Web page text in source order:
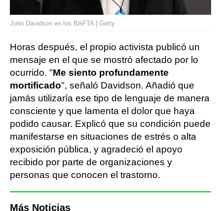
John Davidson en los BAFTA | Getty
Horas después, el propio activista publicó un
mensaje en el que se mostró afectado por lo
ocurrido. "Me siento profundamente
mortificado", señaló Davidson. Añadió que
jamás utilizaría ese tipo de lenguaje de manera
consciente y que lamenta el dolor que haya
podido causar. Explicó que su condición puede
manifestarse en situaciones de estrés o alta
exposición pública, y agradeció el apoyo
recibido por parte de organizaciones y
personas que conocen el trastorno.
Más Noticias